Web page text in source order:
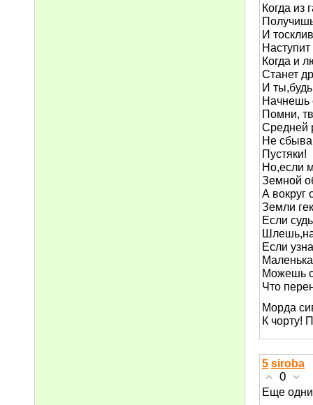
Когда из
И
Наступит
Когда и
Станет
И
Начнешь
Помни,
Средней
Не
Пустяки!
Но,если
Земной
А вокруг
Земли
Если
Если
Можешь
Что
Морда
К чорту!
5 siroba
0
Еще одни